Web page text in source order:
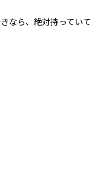
なら、絶対持っていて